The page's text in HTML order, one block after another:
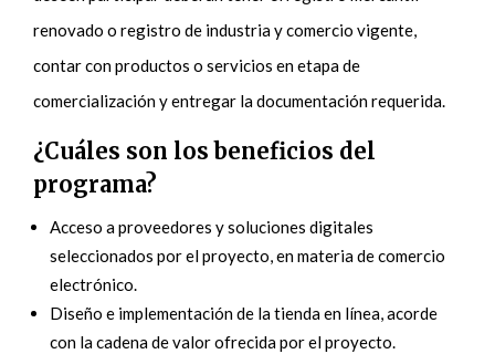
renovado o registro de industria y comercio vigente,
contar con productos o servicios en etapa de
comercialización y entregar la documentación requerida.
¿Cuáles son los beneficios del
programa?
Acceso a proveedores y soluciones digitales
seleccionados por el proyecto, en materia de comercio
electrónico.
Diseño e implementación de la tienda en línea, acorde
con la cadena de valor ofrecida por el proyecto.